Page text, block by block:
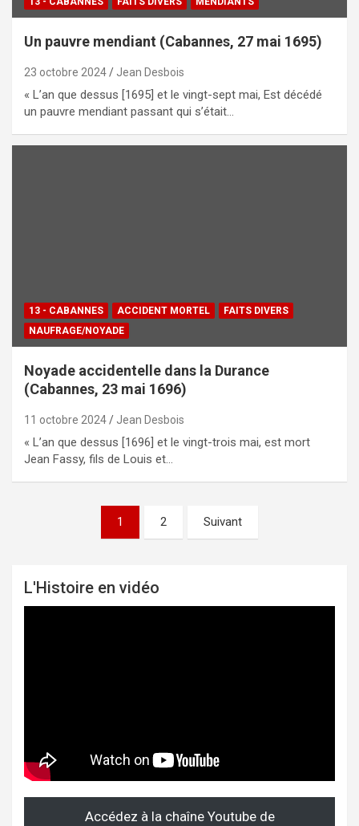
Un pauvre mendiant (Cabannes, 27 mai 1695)
23 octobre 2024 Jean Desbois
« L’an que dessus [1695] et le vingt-sept mai, Est décédé
un pauvre mendiant passant qui s’était…
13 - CABANNES ACCIDENT MORTEL
FAITS DIVERS
NAUFRAGE/NOYADE
Noyade accidentelle dans la Durance
(Cabannes, 23 mai 1696)
11 octobre 2024 Jean Desbois
« L’an que dessus [1696] et le vingt-trois mai, est mort
Jean Fassy, fils de Louis et…
publications
1 2 Suivant
L'Histoire en vidéo
Accédez à la chaîne Youtube de